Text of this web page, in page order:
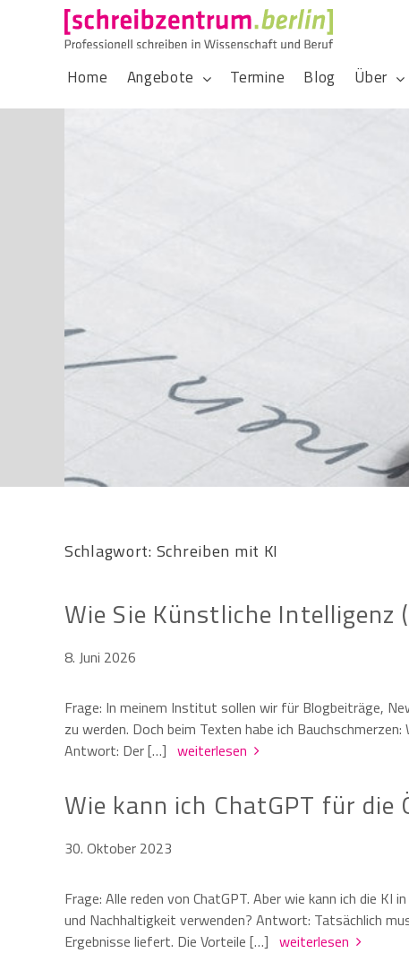
Home Angebote Termine Blog Über
Schlagwort: Schreiben mit KI
Wie Sie Künstliche
8. Juni 2026
Frage: In meinem Institut sollen wir für Blogbeiträge,
zu werden. Doch beim Texten habe ich
Antwort: Der […] weiterlesen
Wie kann ich ChatGPT für
30. Oktober 2023
Frage: Alle reden von ChatGPT. Aber wie kann ich die
und Nachhaltigkeit verwenden? Antwort: Tatsächlich
Ergebnisse liefert. Die Vorteile […] weiterlesen